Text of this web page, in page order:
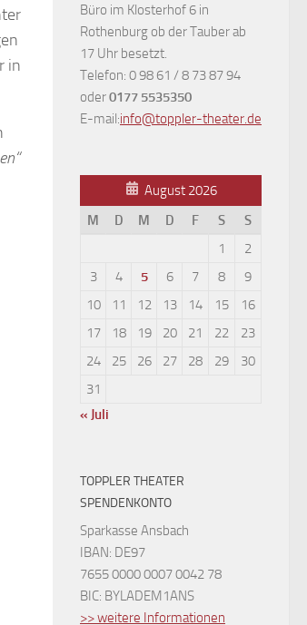
in
Büro im Klosterhof 6 in
Rothenburg ob der Tauber ab
17 Uhr besetzt.
Telefon: 0 98 61 / 8 73 87 94
oder0177 5535350
E-mail:info@toppler-theater.de
August 2026
M
D M D F S
S
1
2
3
4 5 6 7 8
9
10
11 12 13 14 15
16
17
18 19 20 21 22
23
24
25 26 27 28 29
30
31
« Juli
TOPPLER THEATER
SPENDENKONTO
Sparkasse Ansbach
IBAN: DE97
7655 0000 0007 0042 78
BIC: BYLADEM1ANS
>> weitere Informationen